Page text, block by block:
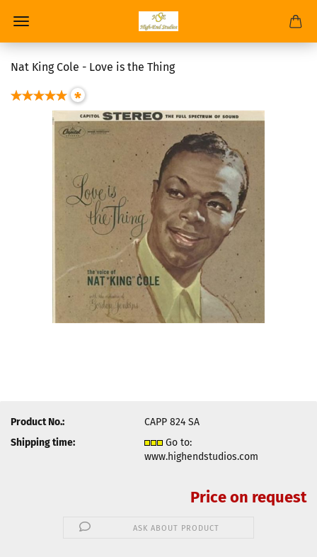
Nat King Cole - Love is the Thing
*
Product No.:
CAPP 824 SA
Shipping time:
Go to:
www.highendstudios.com
Price on request
ASK ABOUT PRODUCT